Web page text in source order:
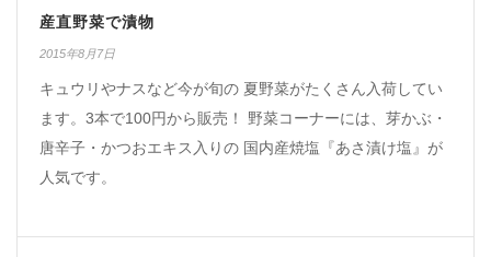
産直野菜で漬物
2015年8月7日
キュウリやナスなど今が旬の 夏野菜がたくさん入荷してい
ます。3本で100円から販売！ 野菜コーナーには、芽かぶ・
唐辛子・かつおエキス入りの 国内産焼塩『あさ漬け塩』が
人気です。